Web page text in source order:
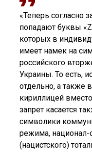
«Теперь согласно
попадают буквы
которых в
имеет намек на
российского
Украины. То есть,
отдельно, а также
кириллицей
запрет касается
символики
режима, национал-
(нацистского)